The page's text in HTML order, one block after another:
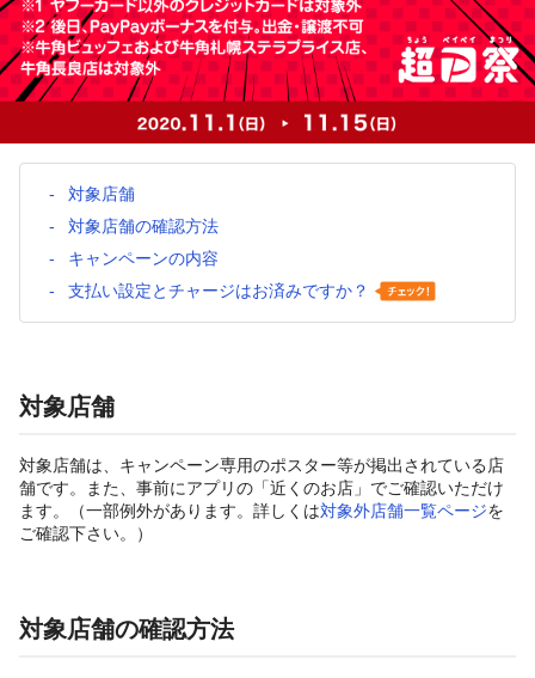
対象店舗
対象店舗の確認方法
キャンペーンの内容
支払い設定とチャージはお済みですか？
対象店舗
対象店舗は、キャンペーン専用のポスター等が掲出されている店
舗です。また、事前にアプリの「近くのお店」でご確認いただけ
ます。（一部例外があります。詳しくは対象外店舗一覧ページを
ご確認下さい。）
対象店舗の確認方法